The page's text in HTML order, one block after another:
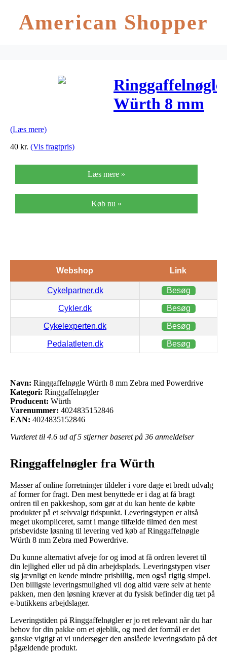
American Shopper
Ringgaffelnøgle
Würth 8 mm
(Læs mere)
40 kr. (Vis fragtpris)
Læs mere »
Køb nu »
Webshop Link
Cykelpartner.dk Besøg
Cykler.dk Besøg
Cykelexperten.dk Besøg
Pedalatleten.dk Besøg
Navn: Ringgaffelnøgle Würth 8 mm Zebra med Powerdrive
Kategori: Ringgaffelnøgler
Producent: Würth
Varenummer: 4024835152846
EAN: 4024835152846
Vurderet til 4.6 ud af 5 stjerner baseret på 36 anmeldelser
Ringgaffelnøgler fra Würth
Masser af online forretninger tildeler i vore dage et bredt udvalg
af former for fragt. Den mest benyttede er i dag at få bragt
ordren til en pakkeshop, som gør at du kan hente de købte
produkter på et selvvalgt tidspunkt. Leveringstypen er altså
meget ukompliceret, samt i mange tilfælde tilmed den mest
prisbevidste løsning til levering ved køb af Ringgaffelnøgle
Würth 8 mm Zebra med Powerdrive.
Du kunne alternativt afveje for og imod at få ordren leveret til
din lejlighed eller ud på din arbejdsplads. Leveringstypen viser
sig jævnligt en kende mindre prisbillig, men også rigtig simpel.
Den billigste leveringsmulighed vil dog altid være selv at hente
pakken, men den løsning kræver at du fysisk befinder dig tæt på
e-butikkens arbejdslager.
Leveringstiden på Ringgaffelnøgler er jo ret relevant når du har
behov for din pakke om et øjeblik, og med det formål er det
ganske vigtigt at vi undersøger den anslåede leveringsdato på det
pågældende produkt.